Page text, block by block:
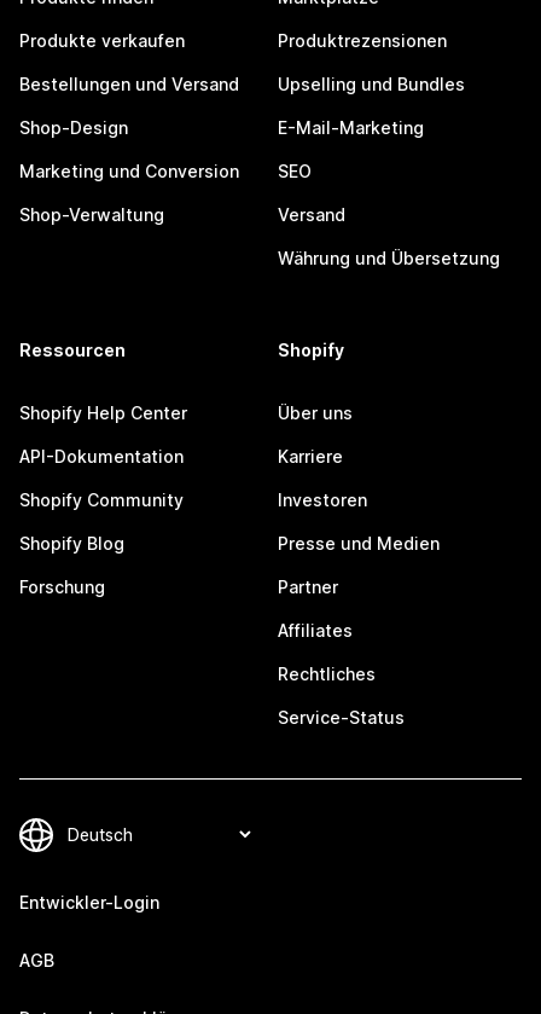
Produkte verkaufen
Bestellungen und Versand
Shop-Design
Marketing und Conversion
Shop-Verwaltung
Produktrezensionen
Upselling und Bundles
E-Mail-Marketing
SEO
Versand
Währung und Übersetzung
Ressourcen
Shopify Help Center
API-Dokumentation
Shopify Community
Shopify Blog
Forschung
Shopify
Über uns
Karriere
Investoren
Presse und Medien
Partner
Affiliates
Rechtliches
Service-Status
Entwickler-Login
AGB